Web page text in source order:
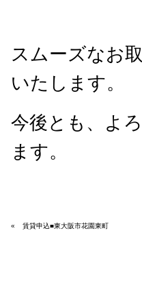
スムーズなお
いたします。
今後とも、よ
ます。
« 賃貸申込■東大阪市花園東町